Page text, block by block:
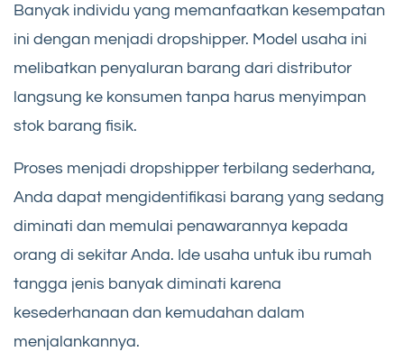
Banyak individu yang memanfaatkan kesempatan
ini dengan menjadi dropshipper. Model usaha ini
melibatkan penyaluran barang dari distributor
langsung ke konsumen tanpa harus menyimpan
stok barang fisik.
Proses menjadi dropshipper terbilang sederhana,
Anda dapat mengidentifikasi barang yang sedang
diminati dan memulai penawarannya kepada
orang di sekitar Anda. Ide usaha untuk ibu rumah
tangga jenis banyak diminati karena
kesederhanaan dan kemudahan dalam
menjalankannya.